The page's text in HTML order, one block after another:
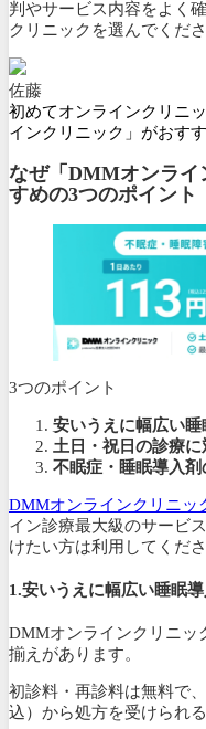
判やサービス内容をよく
クリニックを選んでくださ
佐藤
初めてオンラインクリニ
インクリニック」がおす
なぜ「DMMオンライ
すめの3つのポイント
3つのポイント
安いうえに幅広い
土日・祝日の診療に
不眠症・睡眠導入
DMMオンラインクリニッ
イン診療最大級のサービ
けたい方は利用してくださ
1.安いうえに幅広い睡眠
DMMオンラインクリニッ
揃えがあります。
初診料・再診料は無料で
込）から処方を受けられ